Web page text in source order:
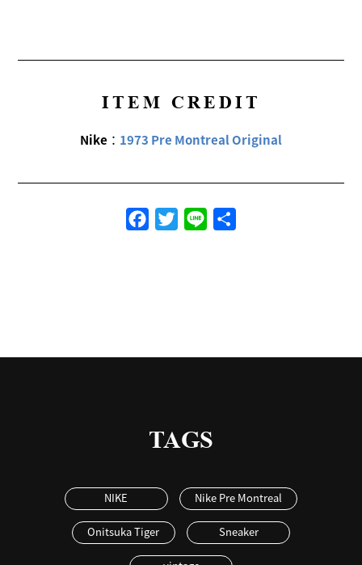
ITEM CREDIT
Nike ： 1973 Pre Montreal Original
FacebookTwitterLine
TAGS
NIKE Nike Pre Montreal
Onitsuka Tiger Sneaker